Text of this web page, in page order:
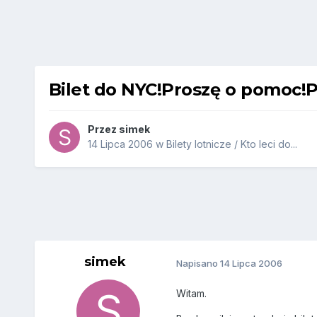
Bilet do NYC!Proszę o
Przez simek
14 Lipca 2006 w Bilety lotnicze / Kto leci do...
simek Napisano 14 Lipca 2006
Witam.